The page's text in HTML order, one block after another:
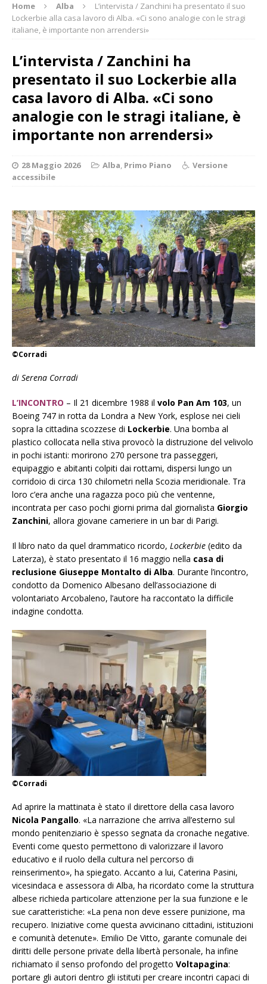
Home Alba
L’intervista / Zanchini ha presentato il suo
Lockerbie alla casa lavoro di Alba. «Ci sono analogie con le stragi
italiane, è importante non arrendersi»
L’intervista / Zanchini ha
presentato il suo Lockerbie alla
casa lavoro di Alba. «Ci sono
analogie con le stragi italiane, è
importante non arrendersi»
28 Maggio 2026 Alba, Primo Piano
Versione
accessibile
©Corradi
di Serena Corradi
L’INCONTRO – Il 21 dicembre 1988 il volo Pan Am 103, un
Boeing 747 in rotta da Londra a New York, esplose nei cieli
sopra la cittadina scozzese di Lockerbie. Una bomba al
plastico collocata nella stiva provocò la distruzione del velivolo
in pochi istanti: morirono 270 persone tra passeggeri,
equipaggio e abitanti colpiti dai rottami, dispersi lungo un
corridoio di circa 130 chilometri nella Scozia meridionale. Tra
loro c’era anche una ragazza poco più che ventenne,
incontrata per caso pochi giorni prima dal giornalista Giorgio
Zanchini, allora giovane cameriere in un bar di Parigi.
Il libro nato da quel drammatico ricordo, Lockerbie (edito da
Laterza), è stato presentato il 16 maggio nella casa di
reclusione Giuseppe Montalto di Alba. Durante l’incontro,
condotto da Domenico Albesano dell’associazione di
volontariato Arcobaleno, l’autore ha raccontato la difficile
indagine condotta.
©Corradi
Ad aprire la mattinata è stato il direttore della casa lavoro
Nicola Pangallo. «La narrazione che arriva all’esterno sul
mondo penitenziario è spesso segnata da cronache negative.
Eventi come questo permettono di valorizzare il lavoro
educativo e il ruolo della cultura nel percorso di
reinserimento», ha spiegato. Accanto a lui, Caterina Pasini,
vicesindaca e assessora di Alba, ha ricordato come la struttura
albese richieda particolare attenzione per la sua funzione e le
sue caratteristiche: «La pena non deve essere punizione, ma
recupero. Iniziative come questa avvicinano cittadini, istituzioni
e comunità detenute». Emilio De Vitto, garante comunale dei
diritti delle persone private della libertà personale, ha infine
richiamato il senso profondo del progetto Voltapagina:
portare gli autori dentro gli istituti per creare incontri capaci di